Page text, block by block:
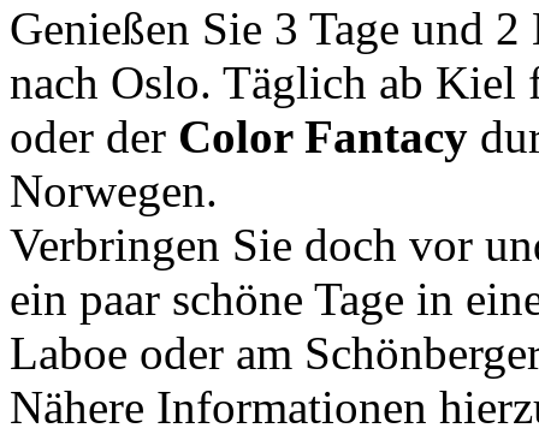
Genießen Sie 3 Tage und
nach Oslo. Täglich ab Kiel
oder der Color Fantacy
Norwegen.
Verbringen Sie doch vor
ein paar schöne Tage in
Laboe oder am
Nähere Informationen